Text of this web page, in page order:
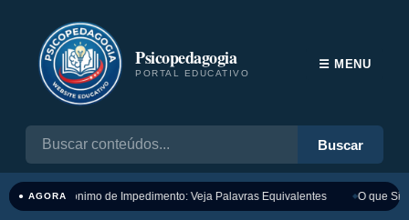
Psicopedagogia
PORTAL EDUCATIVO
Buscar
☰ MENU
● AGORASinônimo de Impedimento: Veja Palavras Equivalentes O que